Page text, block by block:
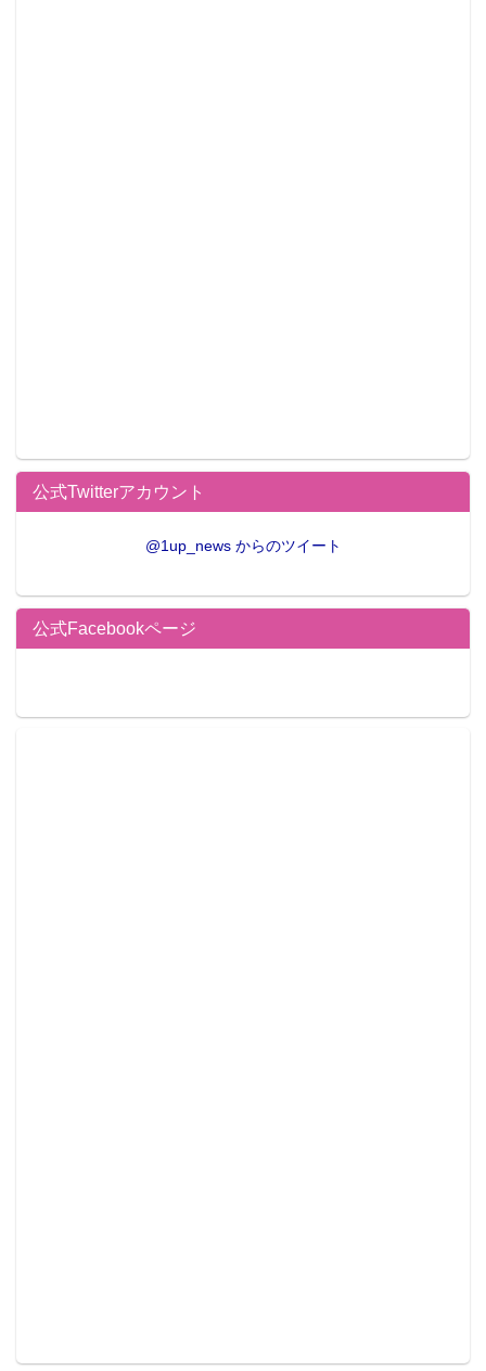
公式Twitterアカウント
@1up_news からのツイート
公式Facebookページ